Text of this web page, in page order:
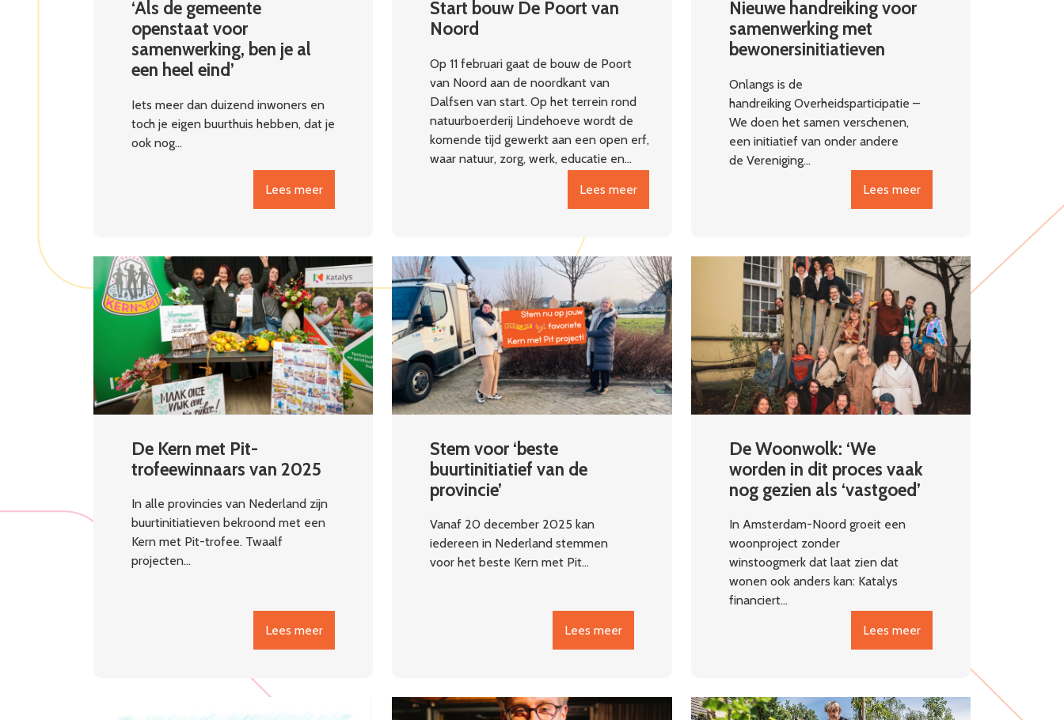
‘Als de gemeente
openstaat voor
samenwerking, ben je al
een heel eind’
Iets meer dan duizend inwoners en
toch je eigen buurthuis hebben, dat je
ook nog…
Lees meer
Start bouw De Poort van
Noord
Op 11 februari gaat de bouw de Poort
van Noord aan de noordkant van
Dalfsen van start. Op het terrein rond
natuurboerderij Lindehoeve wordt de
komende tijd gewerkt aan een open erf,
waar natuur, zorg, werk, educatie en…
Lees meer
Nieuwe handreiking voor
samenwerking met
bewonersinitiatieven
Onlangs is de
handreiking Overheidsparticipatie –
We doen het samen verschenen,
een initiatief van onder andere
de Vereniging…
Lees meer
De Kern met Pit-
trofeewinnaars van 2025
In alle provincies van Nederland zijn
buurtinitiatieven bekroond met een
Kern met Pit-trofee. Twaalf
projecten…
Lees meer
Stem voor ‘beste
buurtinitiatief van de
provincie’
Vanaf 20 december 2025 kan
iedereen in Nederland stemmen
voor het beste Kern met Pit…
Lees meer
De Woonwolk: ‘We
worden in dit proces vaak
nog gezien als ‘vastgoed’
In Amsterdam-Noord groeit een
woonproject zonder
winstoogmerk dat laat zien dat
wonen ook anders kan: Katalys
financiert…
Lees meer